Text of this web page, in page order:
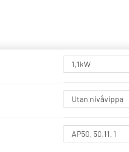
1,1kW
Utan nivåvippa
AP50. 50.11. 1